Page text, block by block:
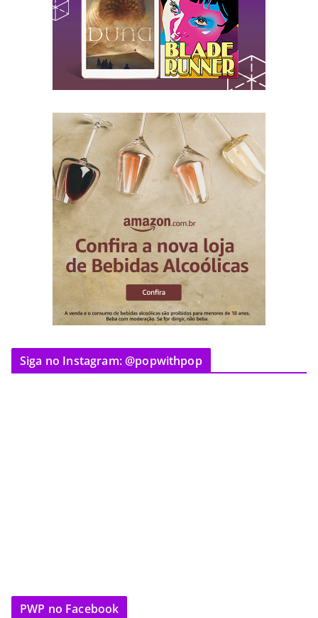
Siga no Instagram: @popwithpop
PWP no Facebook